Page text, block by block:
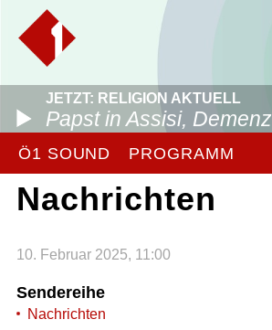
JETZT: RELIGION AKTUELL
Papst in Assisi, Demenz
Ö1 SOUND PROGRAMM
Nachrichten
10. Februar 2025, 11:00
Sendereihe
Nachrichten